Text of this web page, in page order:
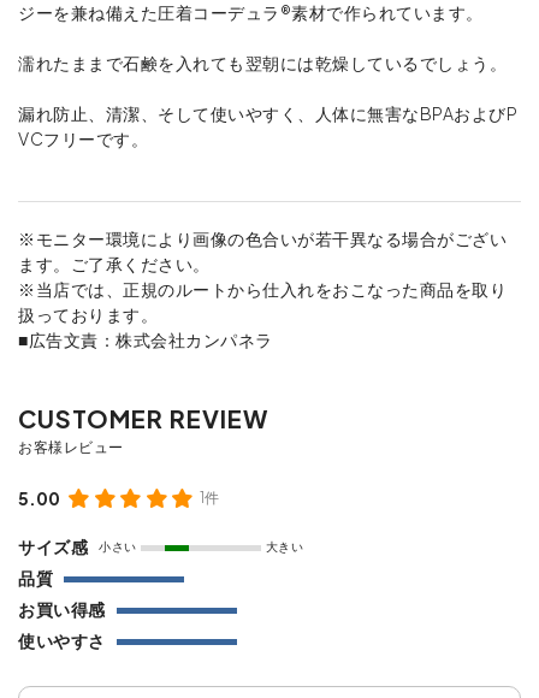
ジーを兼ね備えた圧着コーデュラ®素材で作られています。
濡れたままで石鹸を入れても翌朝には乾燥しているでしょう。
漏れ防止、清潔、そして使いやすく、人体に無害なBPAおよびP
VCフリーです。
※モニター環境により画像の色合いが若干異なる場合がござい
ます。ご了承ください。
※当店では、正規のルートから仕入れをおこなった商品を取り
扱っております。
■広告文責：株式会社カンパネラ
5.00 1件
サイズ感 小さい 大きい
品質
お買い得感
使いやすさ